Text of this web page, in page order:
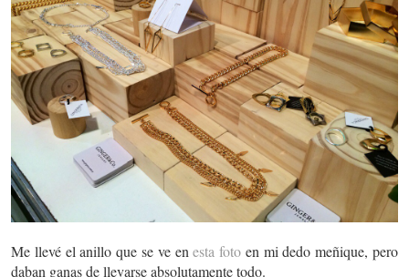
Me llevé el anillo que se ve enesta foto en mi dedo meñique, pero
daban ganas de llevarse absolutamente todo.